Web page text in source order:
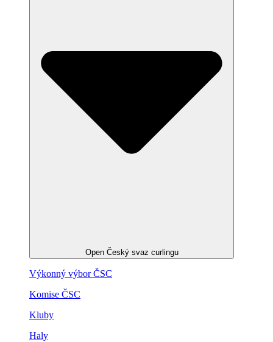
Open Český svaz curlingu
Výkonný výbor ČSC
Komise ČSC
Kluby
Haly